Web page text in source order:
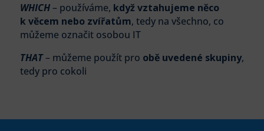
WHICH– používáme, když vztahujeme něco
k věcem nebo zvířatům, tedy na všechno, co
můžeme označit osobou IT
THAT– můžeme použít pro obě uvedené skupiny,
tedy pro cokoli